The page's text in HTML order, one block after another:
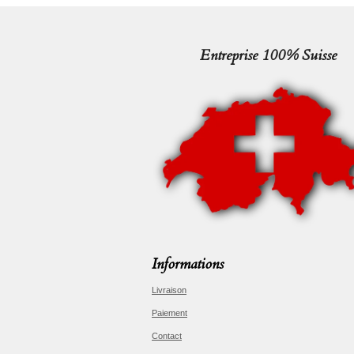
Entreprise 100% Suisse
Informations
Livraison
Paiement
Contact